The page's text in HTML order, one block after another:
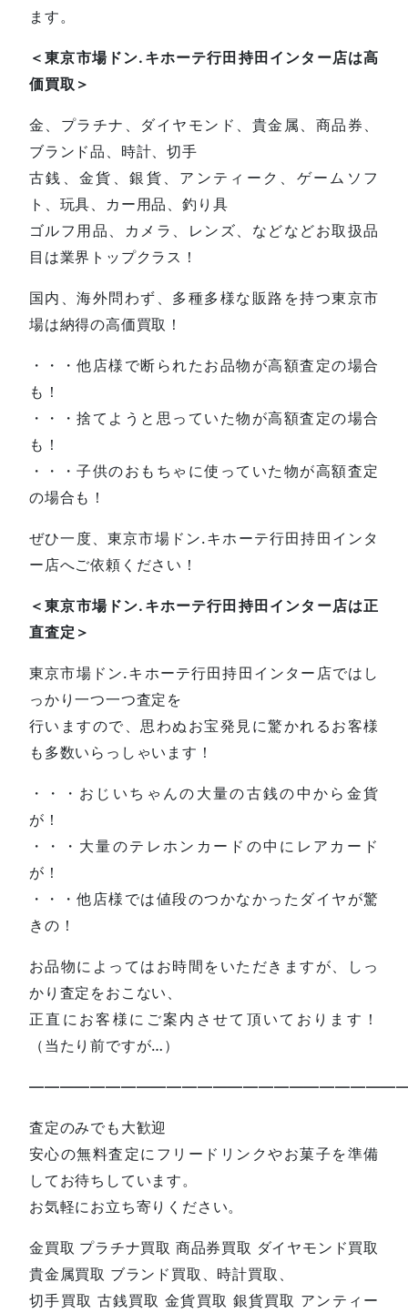
ます。
＜東京市場ドン.キホーテ行田持田インター店は高
価買取＞
金、プラチナ、ダイヤモンド、貴金属、商品券、
ブランド品、時計、切手
古銭、金貨、銀貨、アンティーク、ゲームソフ
ト、玩具、カー用品、釣り具
ゴルフ用品、カメラ、レンズ、などなどお取扱品
目は業界トップクラス！
国内、海外問わず、多種多様な販路を持つ東京市
場は納得の高価買取！
・・・他店様で断られたお品物が高額査定の場合
も！
・・・捨てようと思っていた物が高額査定の場合
も！
・・・子供のおもちゃに使っていた物が高額査定
の場合も！
ぜひ一度、東京市場ドン.キホーテ行田持田インタ
ー店へご依頼ください！
＜東京市場ドン.キホーテ行田持田インター店は正
直査定＞
東京市場ドン.キホーテ行田持田インター店ではし
っかり一つ一つ査定を
行いますので、思わぬお宝発見に驚かれるお客様
も多数いらっしゃいます！
・・・おじいちゃんの大量の古銭の中から金貨
が！
・・・大量のテレホンカードの中にレアカード
が！
・・・他店様では値段のつかなかったダイヤが驚
きの！
お品物によってはお時間をいただきますが、しっ
かり査定をおこない、
正直にお客様にご案内させて頂いております！
（当たり前ですが…）
査定のみでも大歓迎
安心の無料査定にフリードリンクやお菓子を準備
してお待ちしています。
お気軽にお立ち寄りください。
金買取 プラチナ買取 商品券買取 ダイヤモンド買取
貴金属買取 ブランド買取、時計買取、
切手買取 古銭買取 金貨買取 銀貨買取 アンティー